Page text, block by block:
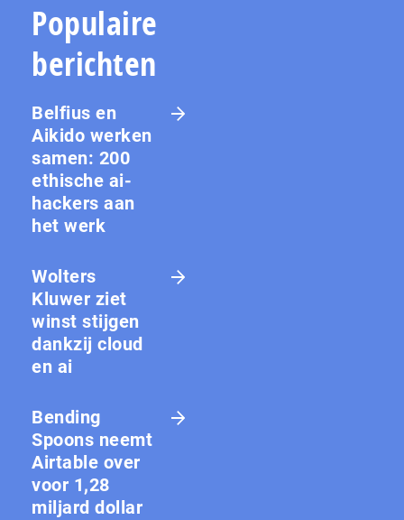
Populaire
berichten
Belfius en
Aikido werken
samen: 200
ethische ai-
hackers aan
het werk
Wolters
Kluwer ziet
winst stijgen
dankzij cloud
en ai
Bending
Spoons neemt
Airtable over
voor 1,28
miljard dollar